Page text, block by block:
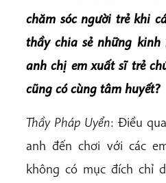
chăm sóc người trẻ khi
thầy chia sẻ những
anh chị em xuất sĩ trẻ
cũng có cùng tâm huyết?
Thầy Pháp Uyển: Điều
anh đến chơi với các
không có mục đích chỉ